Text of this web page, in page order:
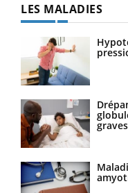
LES MALADIES
graves